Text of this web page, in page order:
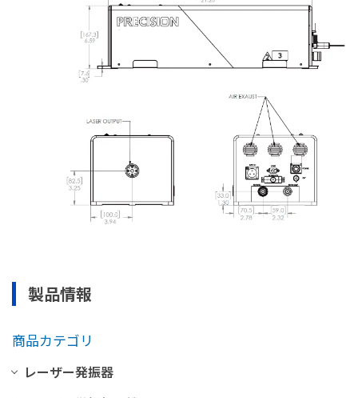
製品情報
商品カテゴリ
レーザー発振器